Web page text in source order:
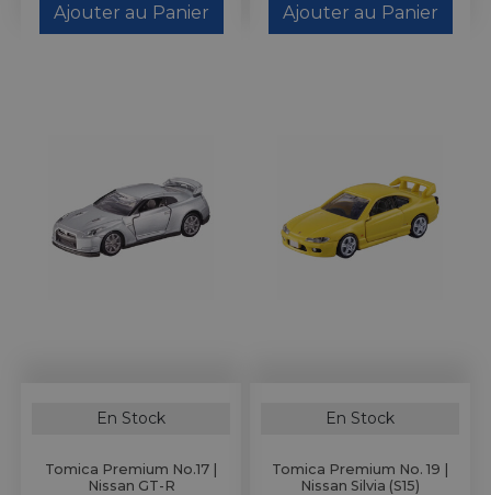
Ajouter au Panier Ajouter au Panier
En Stock
Tomica Premium No.17 |
Nissan GT-R
En Stock
Tomica Premium No. 19 |
Nissan Silvia (S15)